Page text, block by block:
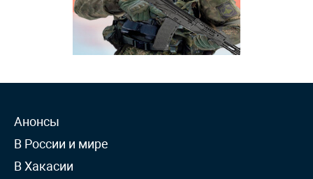
Анонсы
В России и мире
В Хакасии